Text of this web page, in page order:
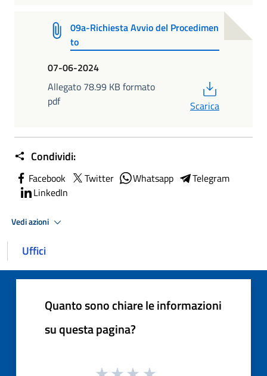
09a-Richiesta Avvio del Procedimen
to
07-06-2024
Allegato 78.99 KB formato
pdf
Scarica
Condividi:
Facebook Twitter Whatsapp
Telegram
LinkedIn
Vedi azioni
Uffici
Quanto sono chiare le informazioni
su questa pagina?